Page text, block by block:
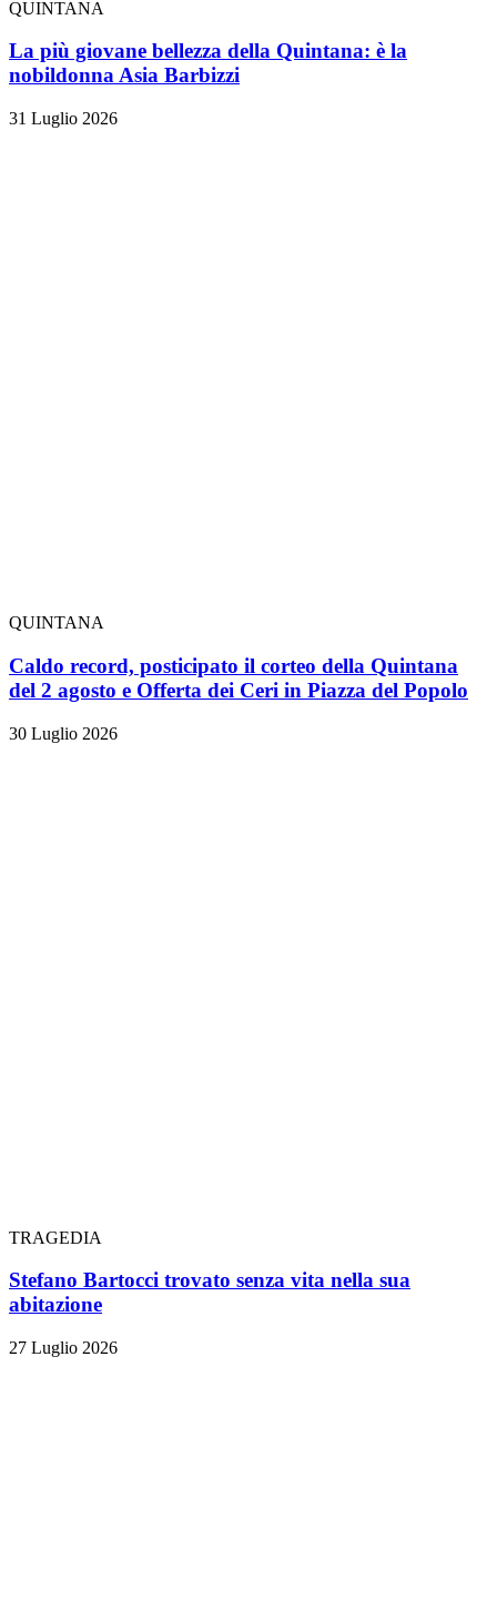
QUINTANA
La più giovane bellezza della Quintana: è la
nobildonna Asia Barbizzi
31 Luglio 2026
QUINTANA
Caldo record, posticipato il corteo della Quintana
del 2 agosto e Offerta dei Ceri in Piazza del Popolo
30 Luglio 2026
TRAGEDIA
Stefano Bartocci trovato senza vita nella sua
abitazione
27 Luglio 2026